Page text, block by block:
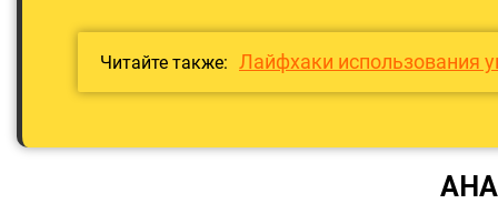
Читайте также: Лайфхаки использования